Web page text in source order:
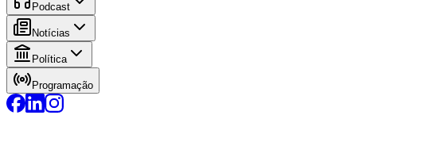
Podcast
Notícias
Política
Programação